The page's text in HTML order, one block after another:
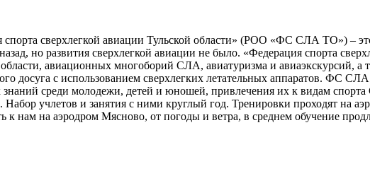
спорта сверхлегкой авиации Тульской области» (РОО «ФС СЛА ТО») –
но развития сверхлегкой авиации не было. «Федерация спорта
авиационных многоборий СЛА, авиатуризма и авиаэкскурсий, а
досуга с использованием сверхлегких летательных аппаратов. ФС
среди молодежи, детей и юношей, привлечения их к видам
Набор учлетов и занятия с ними круглый год. Тренировки проходят на
нам на аэродром Мясново, от погоды и ветра, в среднем обучение